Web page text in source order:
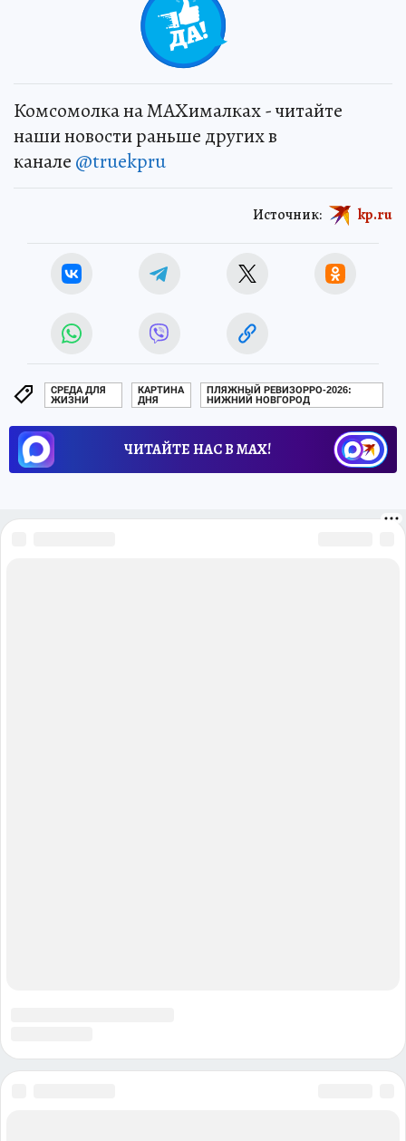
Комсомолка на MAXималках - читайте
наши новости раньше других в
канале @truekpru
Источник: kp.ru
СРЕДА ДЛЯ
ЖИЗНИ
КАРТИНА
ДНЯ
ПЛЯЖНЫЙ РЕВИЗОРРО-2026:
НИЖНИЙ НОВГОРОД
ЧИТАЙТЕ НАС В МАХ!